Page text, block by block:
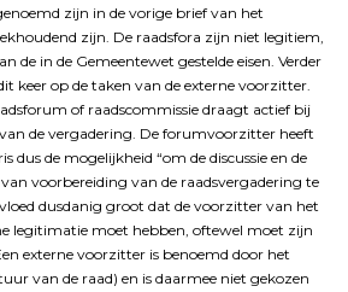
zijn in de vorige brief van het
zijn. De raadsfora zijn niet legitiem,
de in de Gemeentewet gestelde eisen. Verder
keer op de taken van de externe voorzitter.
of raadscommissie draagt actief bij
de vergadering. De forumvoorzitter heeft
dus de mogelijkheid “om de discussie en de
voorbereiding van de raadsvergadering te
dusdanig groot dat de voorzitter van het
legitimatie moet hebben, oftewel moet zijn
externe voorzitter is benoemd door het
van de raad) en is daarmee niet gekozen